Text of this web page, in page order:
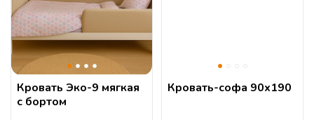
Кровать Эко-9 мягкая
с бортом
Кровать-софа 90х190